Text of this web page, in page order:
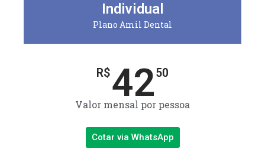
Individual
Plano Amil Dental
R$4250
Valor mensal por pessoa
Cotar via WhatsApp